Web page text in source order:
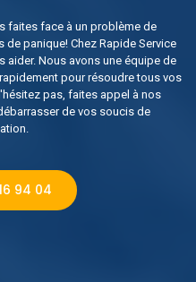
faites face à un problème de
de panique! Chez Rapide Service
aider. Nous avons une équipe de
pour résoudre tous vos
pas, faites appel à nos
de vos soucis de
94 04